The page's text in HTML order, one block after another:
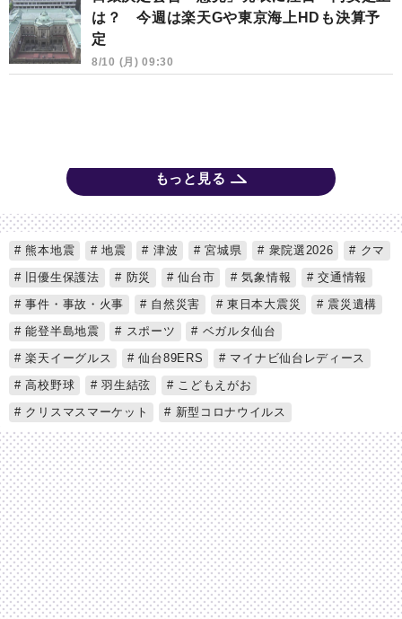
は？ 今週は楽天Gや東京海上HDも決算予
定
8/10 (月) 09:30
もっと見る
熊本地震 地震 津波 宮城県 衆院選2026
クマ
旧優生保護法
防災 仙台市 気象情報
交通情報
事件・事故・火事
自然災害 東日本大震災
震災遺構
能登半島地震
スポーツ
ベガルタ仙台
楽天イーグルス
仙台89ERS
マイナビ仙台レディース
高校野球
羽生結弦
こどもえがお
クリスマスマーケット
新型コロナウイルス